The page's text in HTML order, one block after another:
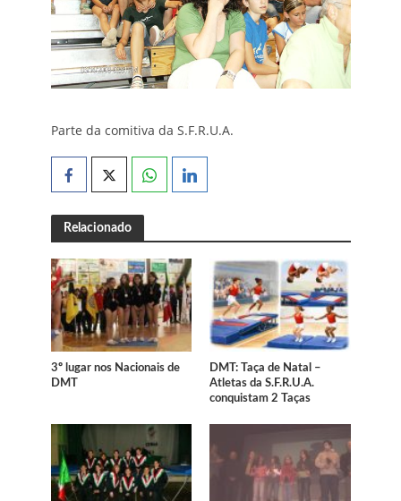
Parte da comitiva da S.F.R.U.A.
Relacionado
3º lugar nos Nacionais de
DMT
DMT: Taça de Natal –
Atletas da S.F.R.U.A.
conquistam 2 Taças